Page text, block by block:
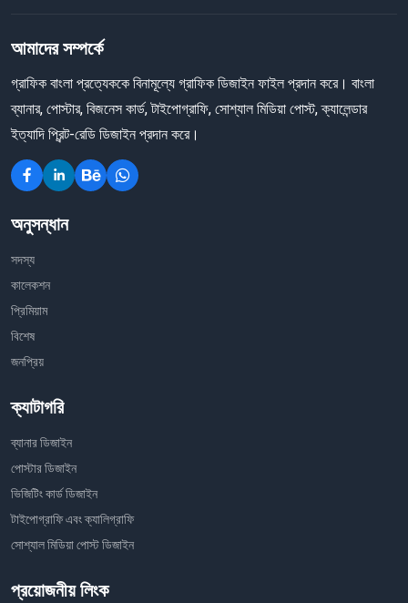
আমাদের সম্পর্কে
গ্রাফিক বাংলা প্রত্যেককে বিনামূল্যে গ্রাফিক ডিজাইন ফাইল প্রদান করে। বাংলা
ব্যানার, পোস্টার, বিজনেস কার্ড, টাইপোগ্রাফি, সোশ্যাল মিডিয়া পোস্ট, ক্যালেন্ডার
ইত্যাদি প্রিন্ট-রেডি ডিজাইন প্রদান করে।
অনুসন্ধান
সদস্য
কালেকশন
প্রিমিয়াম
বিশেষ
জনপ্রিয়
ক্যাটাগরি
ব্যানার ডিজাইন
পোস্টার ডিজাইন
ভিজিটিং কার্ড ডিজাইন
টাইপোগ্রাফি এবং ক্যালিগ্রাফি
সোশ্যাল মিডিয়া পোস্ট ডিজাইন
প্রয়োজনীয় লিংক